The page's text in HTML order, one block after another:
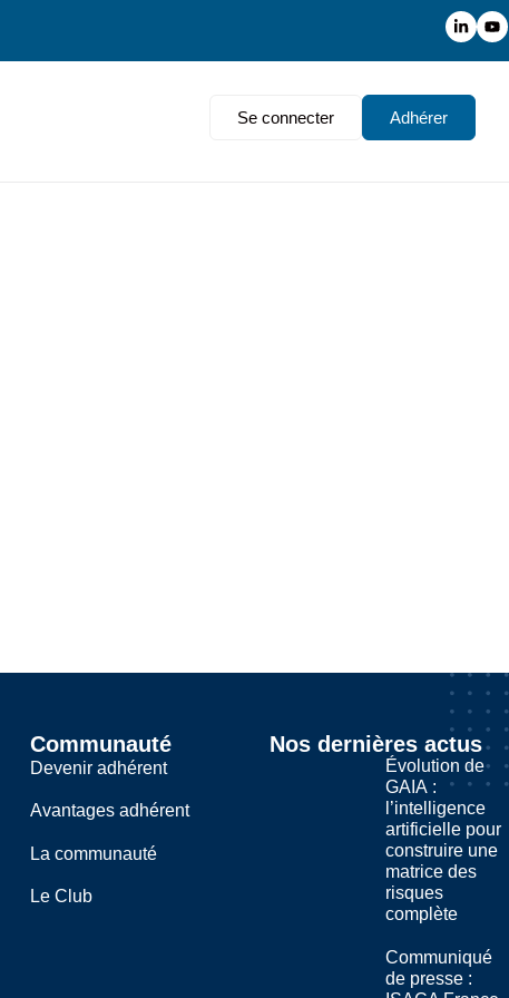
Se connecter Adhérer
Communauté
Devenir adhérent
Avantages adhérent
La communauté
Le Club
Nos dernières actus
Évolution de
GAIA :
l’intelligence
artificielle pour
construire une
matrice des
risques
complète
Communiqué
de presse :